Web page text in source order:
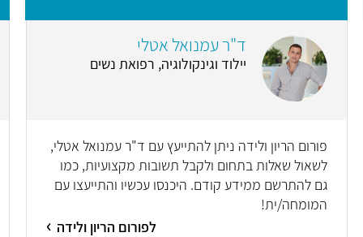
ד"ר עמנואל אטלי
יילוד וגינקולוגיה, רפואת נשים
פורום הריון ולידה ניתן להתייעץ עם ד"ר עמנואל אטלי,
לשאול שאלות בתחום ולקבל תשובות מקצועיות, כמו
גם להתרשם ממידע קודם. היכנסו עכשיו והתייעצו עם
המומחה/ית!
לפורום הריון ולידה